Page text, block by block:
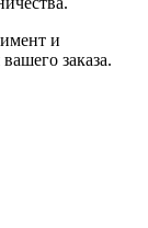
и
заказа.